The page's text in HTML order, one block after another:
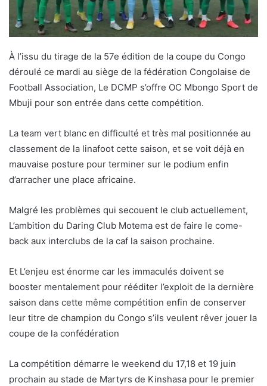
À l’issu du tirage de la 57e édition de la coupe du Congo
déroulé ce mardi au siège de la fédération Congolaise de
Football Association, Le DCMP s’offre OC Mbongo Sport de
Mbuji pour son entrée dans cette compétition.
La team vert blanc en difficulté et très mal positionnée au
classement de la linafoot cette saison, et se voit déjà en
mauvaise posture pour terminer sur le podium enfin
d’arracher une place africaine.
Malgré les problèmes qui secouent le club actuellement,
L’ambition du Daring Club Motema est de faire le come-
back aux interclubs de la caf la saison prochaine.
Et L’enjeu est énorme car les immaculés doivent se
booster mentalement pour rééditer l’exploit de la dernière
saison dans cette même compétition enfin de conserver
leur titre de champion du Congo s’ils veulent rêver jouer la
coupe de la confédération
La compétition démarre le weekend du 17,18 et 19 juin
prochain au stade de Martyrs de Kinshasa pour le premier